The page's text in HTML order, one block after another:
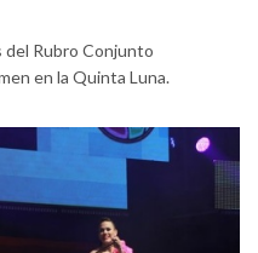
del Rubro Conjunto
en la Quinta Luna.